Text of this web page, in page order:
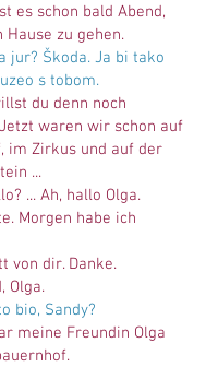
es schon bald Abend,
Hause zu gehen.
jur? Škoda. Ja bi tako
s tobom.
du denn noch
waren wir schon auf
im Zirkus und auf der
...
... Ah, hallo Olga.
Morgen habe ich
von dir. Danke.
Olga.
bio, Sandy?
meine Freundin Olga